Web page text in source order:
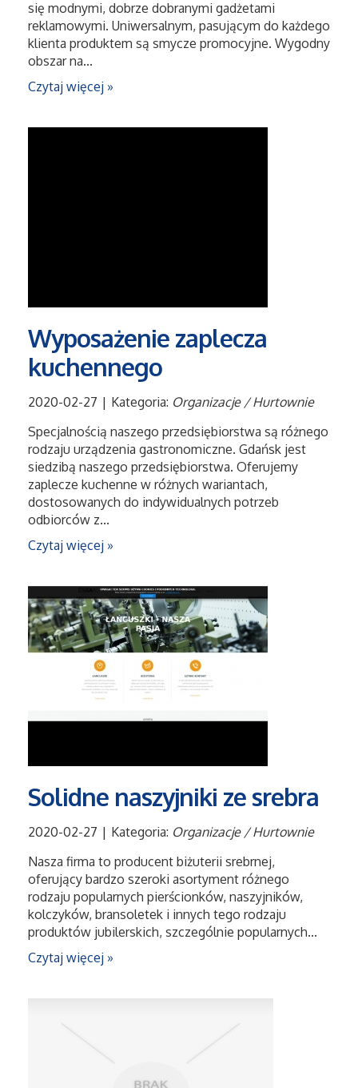
Dietetyka, Odchudzanie
Kosmetyki
Kontakt
się modnymi, dobrze dobranymi gadżetami
reklamowymi. Uniwersalnym, pasującym do każdego
klienta produktem są smycze promocyjne. Wygodny
obszar na...
Czytaj więcej »
Wyposażenie zaplecza
kuchennego
2020-02-27 | Kategoria: Organizacje / Hurtownie
Specjalnością naszego przedsiębiorstwa są różnego
rodzaju urządzenia gastronomiczne. Gdańsk jest
siedzibą naszego przedsiębiorstwa. Oferujemy
zaplecze kuchenne w różnych wariantach,
dostosowanych do indywidualnych potrzeb
odbiorców z...
Czytaj więcej »
Solidne naszyjniki ze srebra
2020-02-27 | Kategoria: Organizacje / Hurtownie
Nasza firma to producent biżuterii srebrnej,
oferujący bardzo szeroki asortyment różnego
rodzaju popularnych pierścionków, naszyjników,
kolczyków, bransoletek i innych tego rodzaju
produktów jubilerskich, szczególnie popularnych...
Czytaj więcej »